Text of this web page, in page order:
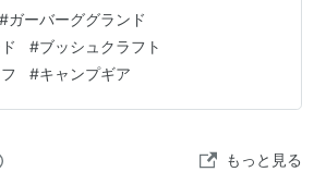
薪を、力強く割り飛ばしたい」 「一生
る気配すらないタフな相棒が欲し
パーの終着駅として君臨するのが、今
バーグ グランド ブラックブレード」で
#ガーバーググランド
#ブッシュクラフト
#キャンプギア
もっと見る